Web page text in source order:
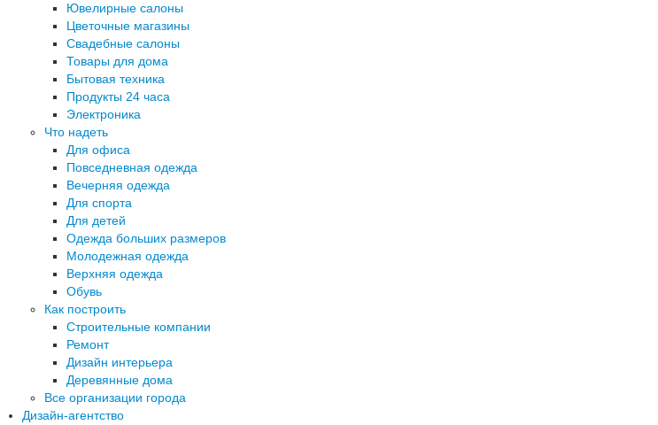
Ювелирные салоны
Цветочные магазины
Свадебные салоны
Товары для дома
Бытовая техника
Продукты 24 часа
Электроника
Что надеть
Для офиса
Повседневная одежда
Вечерняя одежда
Для спорта
Для детей
Одежда больших размеров
Молодежная одежда
Верхняя одежда
Обувь
Как построить
Строительные компании
Ремонт
Дизайн интерьера
Деревянные дома
Все организации города
Дизайн-агентство